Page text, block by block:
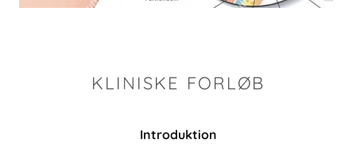
KLINISKE FORLØB
Introduktion